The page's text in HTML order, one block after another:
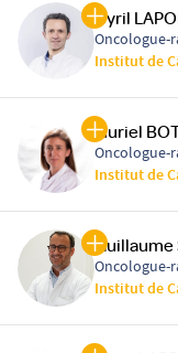
Cyril
Institut de
Muriel
Institut de
Guillaume
Institut de